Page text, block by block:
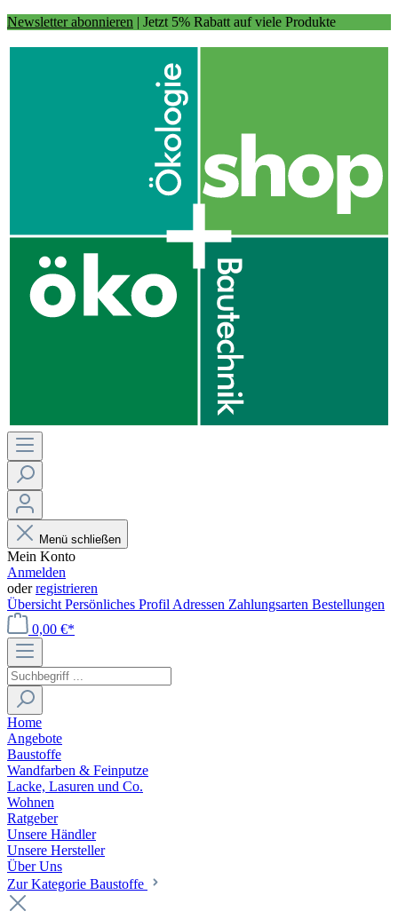
Newsletter abonnieren | Jetzt 5% Rabatt auf viele Produkte
Menü schließen
Mein Konto
Anmelden
oderregistrieren
Übersicht Persönliches Profil Adressen Zahlungsarten Bestellungen
0,00 €*
Home
Angebote
Baustoffe
Wandfarben & Feinputze
Lacke, Lasuren und Co.
Wohnen
Ratgeber
Unsere Händler
Unsere Hersteller
Über Uns
Zur Kategorie Baustoffe